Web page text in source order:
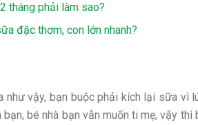
tháng phải làm sao?
đặc thơm, con lớn nhanh?
như vậy, bạn buộc phải kích lại sữa vì
bạn, bé nhà bạn vẫn muốn ti mẹ, vậy